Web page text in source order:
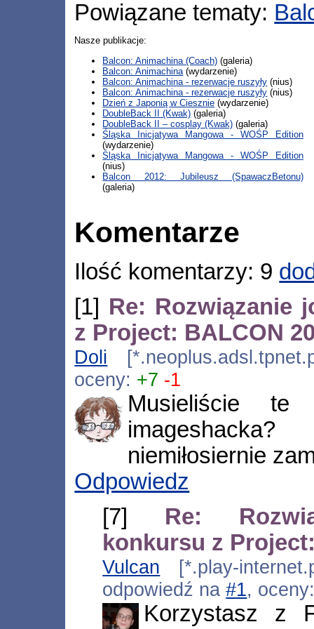
Powiązane tematy:
Nasze publikacje:
Balcon: Animachina (Coach) (galeria)
Balcon: Animachina (wydarzenie)
Balcon: Animachina - rezerwacje ruszyły (nius)
Balcon: Animachina - rezerwacje ruszyły (nius)
Dzień z Japonią w Ciesznie (wydarzenie)
DoubleBack II (Kwak) (galeria)
DoubleBack II – cosplay (Kwak) (galeria)
Śląska Inicjatywa Mangowa - WOŚP Edition
(wydarzenie)
Śląska Inicjatywa Mangowa - WOŚP Edition
(nius)
Balcon 2012: Jubileusz (SpawaczBetonu)
(galeria)
Komentarze
Ilość komentarzy: 9
[1] Re: Rozwiązanie
z Project: BALCON
Doli
oceny: +7 -1
Musieliście
niemiłosiernie
Odpowiedz
[7] Re:
konkursu z
Vulcan [*.play-
odpowiedź na#1,
Korzystasz z